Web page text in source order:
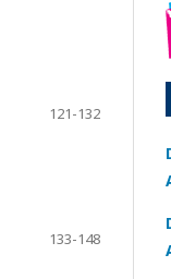
121-132
133-148